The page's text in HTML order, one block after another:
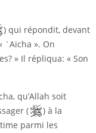
) qui répondit, devant
`Aïcha ». On
» Il répliqua: « Son
qu’Allah soit
(
) à la
parmi les